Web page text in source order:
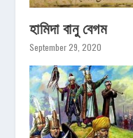
হামিদা বানু বেগম
September 29, 2020